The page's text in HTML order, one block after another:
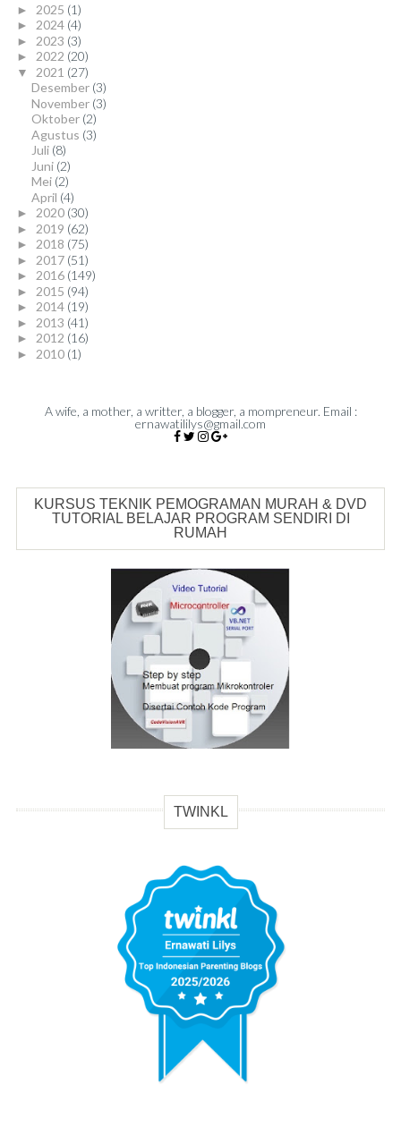
► 2025 (1)
► 2024 (4)
► 2023 (3)
► 2022 (20)
▼ 2021 (27)
Desember (3)
November (3)
Oktober (2)
Agustus (3)
Juli (8)
Juni (2)
Mei (2)
April (4)
► 2020 (30)
► 2019 (62)
► 2018 (75)
► 2017 (51)
► 2016 (149)
► 2015 (94)
► 2014 (19)
► 2013 (41)
► 2012 (16)
► 2010 (1)
A wife, a mother, a writter, a blogger, a mompreneur. Email :
ernawatililys@gmail.com
KURSUS TEKNIK PEMOGRAMAN MURAH & DVD
TUTORIAL BELAJAR PROGRAM SENDIRI DI
RUMAH
TWINKL